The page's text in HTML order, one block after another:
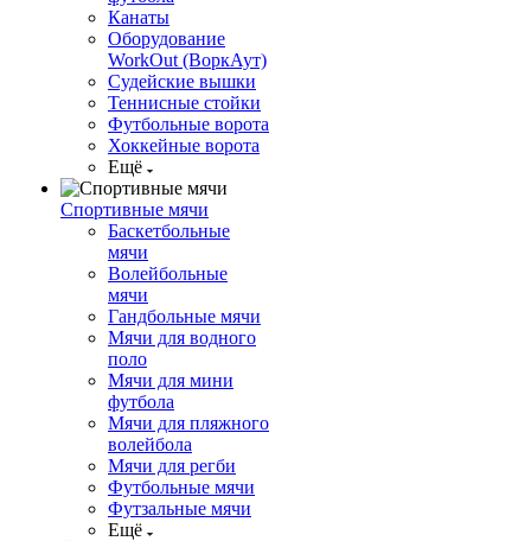
Канаты
Оборудование
WorkOut (ВоркАут)
Судейские вышки
Теннисные стойки
Футбольные ворота
Хоккейные ворота
Ещё
Спортивные мячи
Баскетбольные
мячи
Волейбольные
мячи
Гандбольные мячи
Мячи для водного
поло
Мячи для мини
футбола
Мячи для пляжного
волейбола
Мячи для регби
Футбольные мячи
Футзальные мячи
Ещё